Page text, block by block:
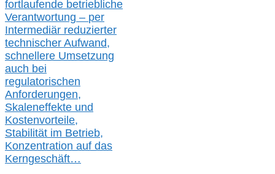
fortlaufende betriebliche
Verantwortung – per
Intermediär reduzierter
technischer Aufwand,
schnellere Umsetzung
auch bei
regulatorischen
Anforderungen,
Skaleneffekte und
Kostenvorteile,
Stabilität im Betrieb,
Konzentration auf das
Kerngeschäft…